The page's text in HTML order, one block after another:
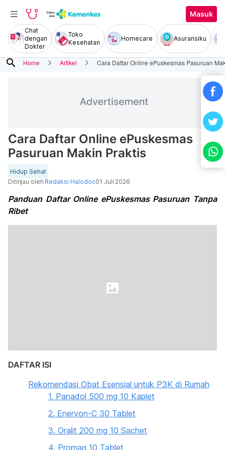
Masuk
Chat
dengan
Dokter
Toko
Kesehatan
Homecare Asuransiku
search Home Artikel Cara Daftar Online ePuskesmas Pasuruan
Cara Daftar Online ePuskesmas
Pasuruan Makin Praktis
Hidup Sehat
Ditinjau oleh Redaksi Halodoc01 Juli 2026
Panduan Daftar Online ePuskesmas Pasuruan Tanpa
Ribet
DAFTAR ISI
Rekomendasi Obat Esensial untuk P3K di Rumah
1. Panadol 500 mg 10 Kaplet
2. Enervon-C 30 Tablet
3. Oralit 200 mg 10 Sachet
4. Promag 10 Tablet